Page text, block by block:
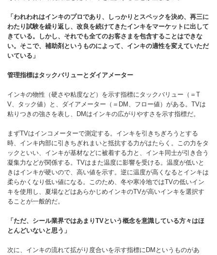
「われわれはインキのプロであり、しっかりとスペックを決め、再三に
わたり試験を繰り返し、改良を続けてきたインキをマーケットに出して
きている。しかし、それでも全てのお客さまを包含することはできな
い。そこで、補助剤というものによって、インキの適性を変えていただ
いている」
管理指標はタックバリューとダイアメーター
インキの物性（硬さや粘度など）を示す指標にタックバリュー（＝T
V、タック値）と、ダイアメーター（＝DM、フロー値）がある。TVは
粘りつきの強さを表し、DMはインキの広がりやすさを示す指標だ。
まずTVはインコメーターで測定する。インキを引きちぎろうとする
時、インキ内部に引きちぎれまいと抵抗する力がはたらく。この力をタ
ックといい、インキが基材などに被着する力と、インキ同士が引き合う
凝集力などが関係する。TVはまた温度に影響を受ける。温度が低いと
きはインキが硬いので、高い値を示す。逆に温度が高くなるとインキは
柔らかくなり低い値になる。このため、冬や寒冷地ではTVの低いイン
キを使用し、夏場などはあらかじめインキのTVが高いインキを選択す
ることが一般的だ。
「ただ、シール業界ではあまりTVという概念を意識している方々はほ
とんどいないと思う」
次に、インキの流れて拡がり度合いを示す指標にDMというものがあ